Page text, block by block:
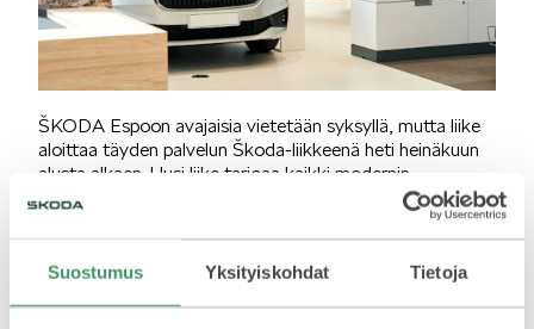
Suostumus Yksityiskohdat Tietoja
KUVASSA
ŠKODA Espoon avajaisia vietetään syksyllä, mutta liike
aloittaa täyden palvelun Škoda-liikkeenä heti heinäkuun
alusta alkaen. Uusi liike tarjoaa kaikki modernin
autoliikkeen palvelut huomioiden digitaalisen
asiakaspalvelun tärkeyden. ŠKODA Espoossa on
panostettu myös liikkeen viihtyvyyteen ja asiakastiloihin,
jäädä työskentelemään.